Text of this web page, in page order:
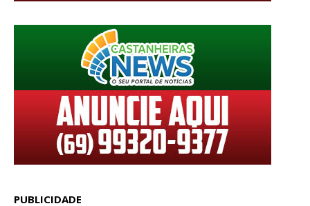
PUBLICIDADE